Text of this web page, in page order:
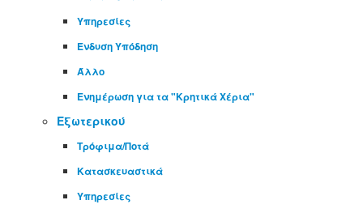
Υπηρεσίες
Ένδυση Υπόδηση
Άλλο
Ενημέρωση για τα "Κρητικά Χέρια"
Εξωτερικού
Τρόφιμα/Ποτά
Κατασκευαστικά
Υπηρεσίες